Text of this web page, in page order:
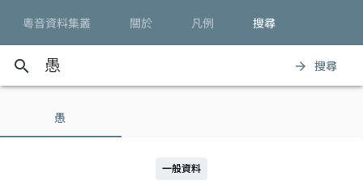
粵音資料集叢 關於 凡例 搜尋
search arrow_forward 搜尋
愚
一般資料